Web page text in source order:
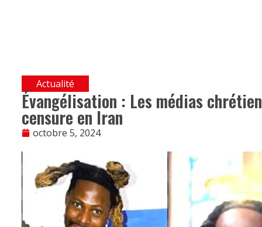
Actualité
Évangélisation : Les médias
censure en Iran
octobre 5, 2024